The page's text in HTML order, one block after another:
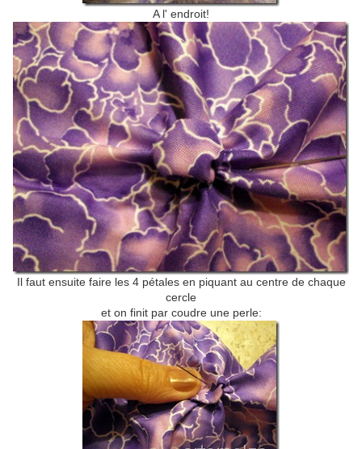
A l' endroit!
Il faut ensuite faire les 4 pétales en piquant au centre de chaque
cercle
et on finit par coudre une perle: